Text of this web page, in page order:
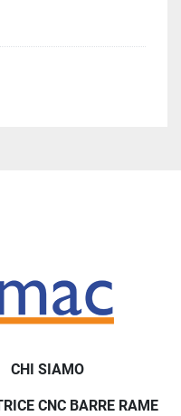
CHI SIAMO
CNC BARRE RAME